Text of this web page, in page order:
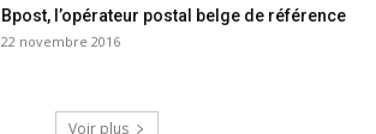
Bpost, l’opérateur postal belge de référence
22 novembre 2016
Voir plus